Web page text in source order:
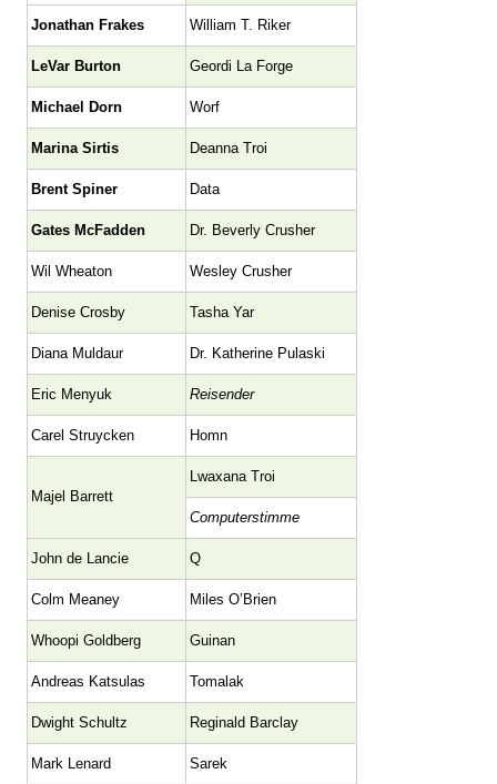
Jonathan Frakes William T. Riker
LeVar Burton Geordi La Forge
Michael Dorn Worf
Marina Sirtis Deanna Troi
Brent Spiner Data
Gates McFadden Dr. Beverly Crusher
Wil Wheaton Wesley Crusher
Denise Crosby Tasha Yar
Diana Muldaur Dr. Katherine Pulaski
Eric Menyuk Reisender
Carel Struycken Homn
Majel Barrett
Lwaxana Troi
Computerstimme
John de Lancie Q
Colm Meaney Miles O’Brien
Whoopi Goldberg Guinan
Andreas Katsulas Tomalak
Dwight Schultz Reginald Barclay
Mark Lenard Sarek